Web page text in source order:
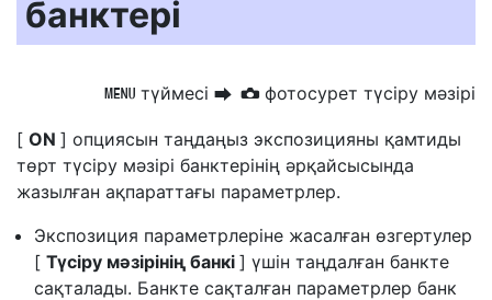
банктері
G түймесі U C фотосурет түсіру мәзірі
[ ON ] опциясын таңдаңыз экспозицияны қамтиды
төрт түсіру мәзірі банктерінің әрқайсысында
жазылған ақпараттағы параметрлер.
Экспозиция параметрлеріне жасалған өзгертулер
[ Түсіру мәзірінің банкі ] үшін таңдалған банкте
сақталады. Банкте сақталған параметрлер банк